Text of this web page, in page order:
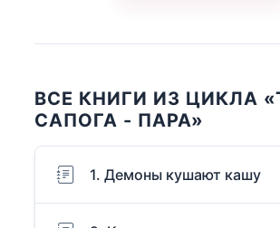
ВСЕ КНИГИ ИЗ ЦИКЛА
САПОГА - ПАРА»
1. Демоны кушают кашу